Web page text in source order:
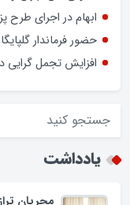
کشف بیش از ۱۹ کیلوگرم مواد مخدر در گلپایگان
سخنگوی دولت: در
تفاوتی بین تهران
افزایش تجمل